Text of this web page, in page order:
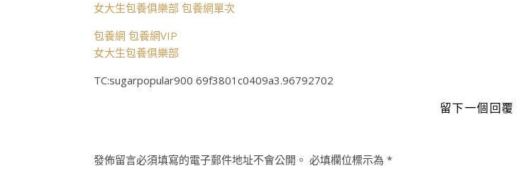
女大生包養俱樂部 包養網單次
包養網 包養網VIP
女大生包養俱樂部
TC:sugarpopular900 69f3801c0409a3.96792702
留下一個回覆
發佈留言必須填寫的電子郵件地址不會公開。 必填欄位標示為 *